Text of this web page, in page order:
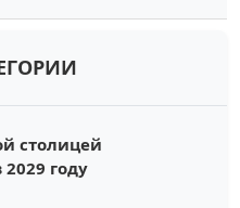
столицей
году